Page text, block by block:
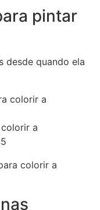
pintar
desde quando ela
a
colorir a